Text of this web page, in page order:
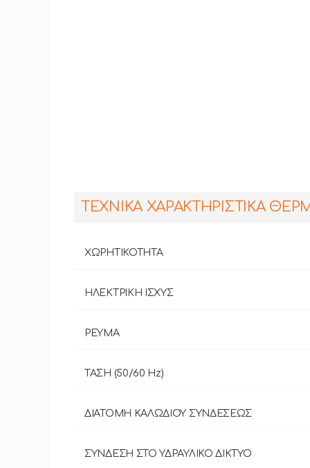
ΤΕΧΝΙΚΑ ΧΑΡΑΚΤΗΡΙΣΤΙΚΑ
XΩΡΗΤΙΚΟΤΗΤΑ
ΗΛΕΚΤΡΙΚΗ ΙΣΧΥΣ
ΡΕΥΜΑ
ΤΑΣΗ (50/60 Ηz)
ΔΙΑΤΟΜΗ ΚΑΛΩΔΙΟΥ ΣΥΝΔΕΣΕΩΣ
ΣΥΝΔΕΣΗ ΣΤΟ ΥΔΡΑΥΛΙΚΟ ΔΙΚΤΥΟ